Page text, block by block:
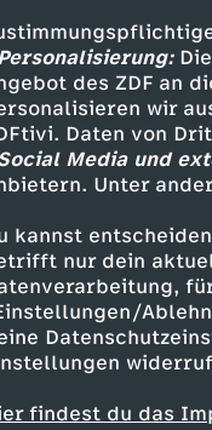
des ZDF an
wir
Daten von
Media und
Unter
kannst
nur dein
findest du das
Sport